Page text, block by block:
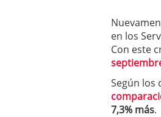
en los
Con este
Según los
7,3% más.